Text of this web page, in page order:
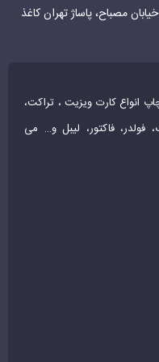
مصباح، پاساژ تهران کاغذ
انواع کارت ویزیت ، تراکت،
فولدر، فاکتور، لیبل و… می